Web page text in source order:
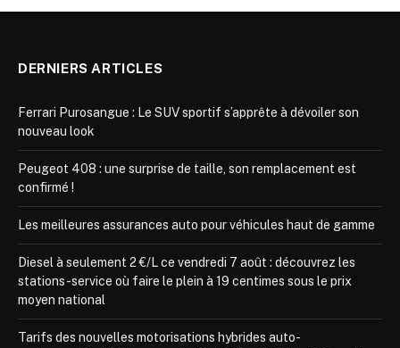
DERNIERS ARTICLES
Ferrari Purosangue : Le SUV sportif s’apprête à dévoiler son
nouveau look
Peugeot 408 : une surprise de taille, son remplacement est
confirmé !
Les meilleures assurances auto pour véhicules haut de gamme
Diesel à seulement 2 €/L ce vendredi 7 août : découvrez les
stations-service où faire le plein à 19 centimes sous le prix
moyen national
Tarifs des nouvelles motorisations hybrides auto-